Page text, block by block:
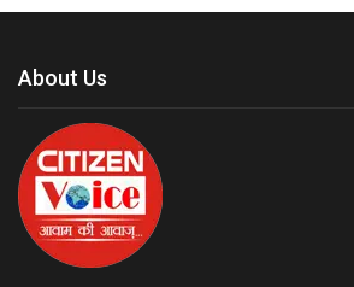
About Us